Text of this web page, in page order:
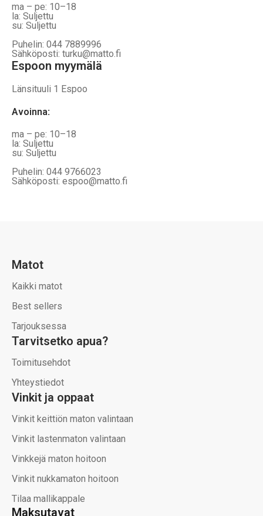
ma – pe: 10–18
la: Suljettu
su: Suljettu
Puhelin: 044 7889996
Sähköposti: turku@matto.fi
Espoon myymälä
Länsituuli 1 Espoo
Avoinna:
ma – pe: 10–18
la: Suljettu
su: Suljettu
Puhelin: 044 9766023
Sähköposti: espoo@matto.fi
Maksutavat
Matot
Kaikki matot
Best sellers
Tarjouksessa
Tarvitsetko apua?
Toimitusehdot
Yhteystiedot
Vinkit ja oppaat
Vinkit keittiön maton valintaan
Vinkit lastenmaton valintaan
Vinkkejä maton hoitoon
Vinkit nukkamaton hoitoon
Tilaa mallikappale